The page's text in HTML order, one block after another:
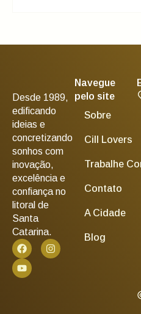
Desde 1989,
edificando
ideias e
concretizando
sonhos com
inovação,
excelência e
confiança no
litoral de
Santa
Catarina.
Navegue
pelo site
Sobre
Cill Lovers
Trabalhe
Contato
A Cidade
Blog